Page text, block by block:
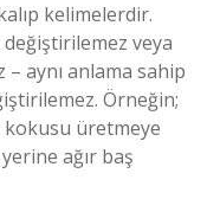
kelimelerdir.
veya
aynı anlama sahip
Örneğin;
kokusu üretmeye
yerine ağır baş